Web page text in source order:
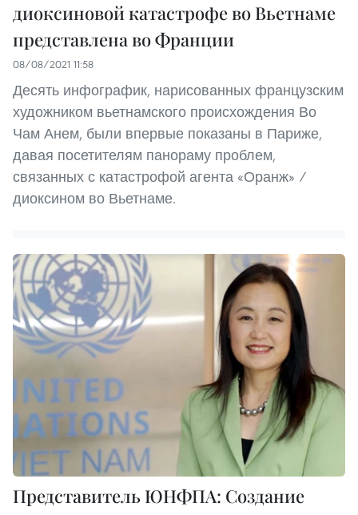
диоксиновой катастрофе во Вьетнаме
представлена ​​во Франции
08/08/2021 11:58
Десять инфографик, нарисованных французским
художником вьетнамского происхождения Во
Чам Анем, были впервые показаны в Париже,
давая посетителям панораму проблем,
связанных с катастрофой агента «Оранж» /
диоксином во Вьетнаме.
Представитель ЮНФПА: Создание